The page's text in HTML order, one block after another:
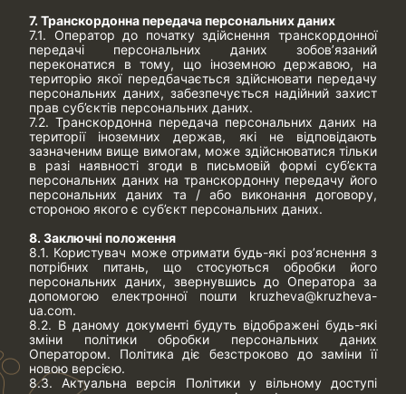
7. Транскордонна передача персональних даних
7.1. Оператор до початку здійснення транскордонної
передачі персональних даних зобов’язаний
переконатися в тому, що іноземною державою, на
територію якої передбачається здійснювати передачу
персональних даних, забезпечується надійний захист
прав суб’єктів персональних даних.
7.2. Транскордонна передача персональних даних на
території іноземних держав, які не відповідають
зазначеним вище вимогам, може здійснюватися тільки
в разі наявності згоди в письмовій формі суб’єкта
персональних даних на транскордонну передачу його
персональних даних та / або виконання договору,
стороною якого є суб’єкт персональних даних.
8. Заключні положення
8.1. Користувач може отримати будь-які роз’яснення з
потрібних питань, що стосуються обробки його
персональних даних, звернувшись до Оператора за
допомогою електронної пошти kruzheva@kruzheva-
ua.com.
8.2. В даному документі будуть відображені будь-які
зміни політики обробки персональних даних
Оператором. Політика діє безстроково до заміни її
новою версією.
8.3. Актуальна версія Політики у вільному доступі